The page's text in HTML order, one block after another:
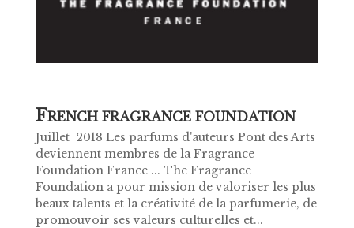
FRENCH FRAGRANCE FOUNDATION
Juillet 2018 Les parfums d'auteurs Pont des Arts
deviennent membres de la Fragrance
Foundation France ... The Fragrance
Foundation a pour mission de valoriser les plus
beaux talents et la créativité de la parfumerie, de
promouvoir ses valeurs culturelles et...